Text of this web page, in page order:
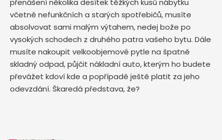
přenášení několika desítek těžkých kusů nábytku
včetně nefunkčních a starých spotřebičů, musíte
absolvovat sami malým výtahem, nedej bože po
vysokých schodech z druhého patra vašeho bytu. Dále
musíte nakoupit velkoobjemové pytle na špatně
skladný odpad, půjčit nákladní auto, kterým ho budete
převážet kdoví kde a popřípadě ještě platit za jeho
odevzdání. Škaredá představa, že?